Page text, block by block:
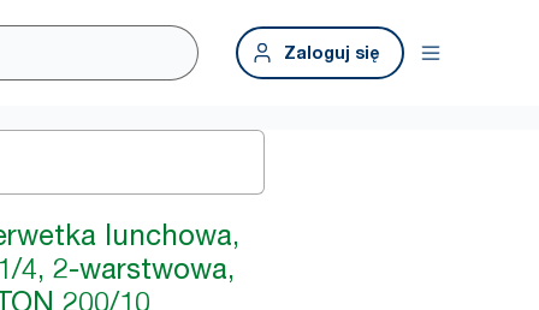
Zaloguj się
lunchowa,
4, 2-warstwowa,
200/10